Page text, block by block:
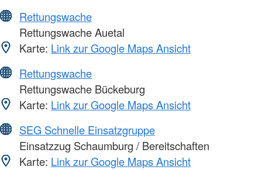
Rettungswache
Rettungswache Auetal
Karte: Link zur Google Maps Ansicht
Rettungswache
Rettungswache Bückeburg
Karte: Link zur Google Maps Ansicht
SEG Schnelle Einsatzgruppe
Einsatzzug Schaumburg / Bereitschaften
Karte: Link zur Google Maps Ansicht